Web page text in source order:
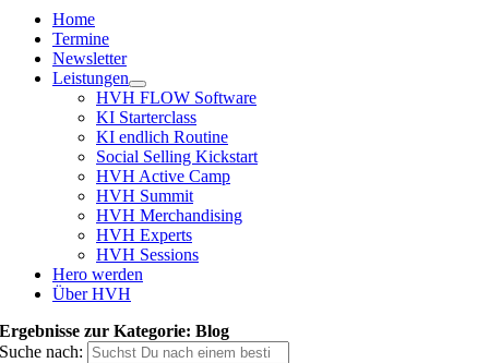
Home
Termine
Newsletter
Leistungen
HVH FLOW Software
KI Starterclass
KI endlich Routine
Social Selling Kickstart
HVH Active Camp
HVH Summit
HVH Merchandising
HVH Experts
HVH Sessions
Hero werden
Über HVH
Ergebnisse zur Kategorie: Blog
Suche nach: